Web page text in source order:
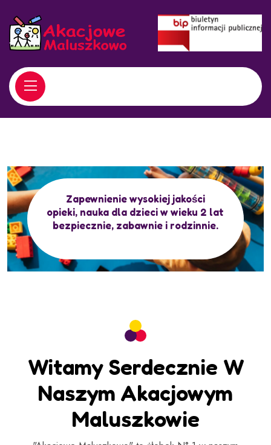
Zapewnienie wysokiej jakości
opieki, nauka dla dzieci w wieku 2 lat
bezpiecznie, zabawnie i rodzinnie.
Witamy Serdecznie W
Naszym Akacjowym
Maluszkowie